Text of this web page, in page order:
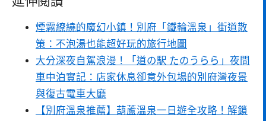
煙霧繚繞的魔幻小鎮！別府「鐵輪溫泉」街道散
策：不泡湯也能超好玩的旅行地圖
大分深夜自駕浪漫！「道の駅 たのうらら」夜間
車中泊實記：店家休息卻意外包場的別府灣夜景
與復古電車大廳
【別府溫泉推薦】葫蘆溫泉一日遊全攻略！解鎖